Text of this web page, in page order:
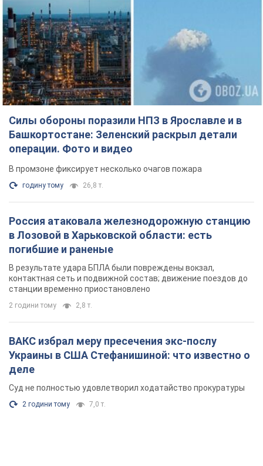
Силы обороны поразили НПЗ в Ярославле и в
Башкортостане: Зеленский раскрыл детали
операции. Фото и видео
В промзоне фиксирует несколько очагов пожара
годину тому 26,8 т.
Россия атаковала железнодорожную станцию
в Лозовой в Харьковской области: есть
погибшие и раненые
В результате удара БПЛА были повреждены вокзал,
контактная сеть и подвижной состав; движение поездов до
станции временно приостановлено
2 години тому 2,8 т.
ВАКС избрал меру пресечения экс-послу
Украины в США Стефанишиной: что известно о
деле
Суд не полностью удовлетворил ходатайство прокуратуры
2 години тому 7,0 т.